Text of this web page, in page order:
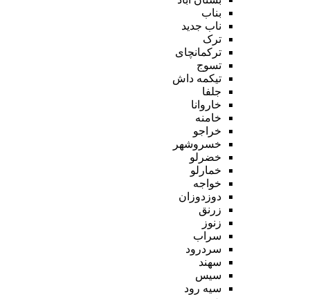
بناب
ناب جدید
ترک
ترکمانچای
تسوج
تیکمه داش
جلفا
خاروانا
خامنه
خراجو
خسروشهر
خضرلو
خمارلو
خواجه
دوزدوزان
زرنق
زنوز
سراب
سردرود
سهند
سیس
سیه رود